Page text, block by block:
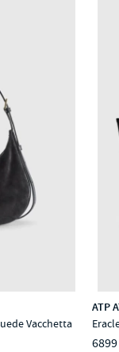
Vacchetta
ATP